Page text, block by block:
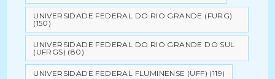
UNIVERSIDADE FEDERAL DO RIO GRANDE (FURG)
(150)
UNIVERSIDADE FEDERAL DO RIO GRANDE DO SUL
(UFRGS) (80)
UNIVERSIDADE FEDERAL FLUMINENSE (UFF) (119)